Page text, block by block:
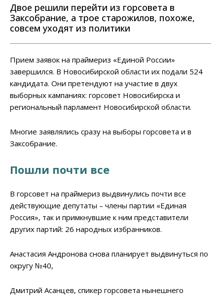
Двое решили перейти из горсовета в
Заксобрание, а трое старожилов, похоже,
совсем уходят из политики
Прием заявок на праймериз «Единой России»
завершился. В Новосибирской области их подали 524
кандидата. Они претендуют на участие в двух
выборных кампаниях: горсовет Новосибирска и
региональный парламент Новосибирской области.
Многие заявлялись сразу на выборы горсовета и в
Заксобрание.
Пошли почти все
В горсовет на праймериз выдвинулись почти все
действующие депутаты – члены партии «Единая
Россия», так и примкнувшие к ним представители
других партий: 26 народных избранников.
Анастасия Андронова снова планирует выдвинуться по
округу №40,
Дмитрий Асанцев, спикер горсовета нынешнего